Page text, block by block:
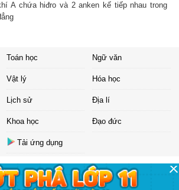
A chứa hiđro và 2 anken kế tiếp nhau trong
Toán học Ngữ văn
Vật lý Hóa học
Lịch sử Địa lí
Khoa học Đạo đức
Tải ứng dụng
Liên hệ|Chính sách
©2017 Sachbaitap.com